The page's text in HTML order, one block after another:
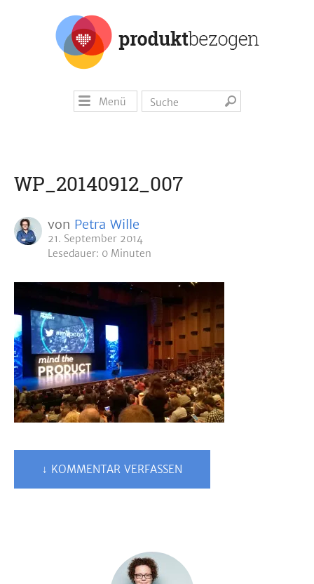
Menü
WP_20140912_007
von Petra Wille
21. September 2014
Lesedauer: 0 Minuten
↓ KOMMENTAR VERFASSEN